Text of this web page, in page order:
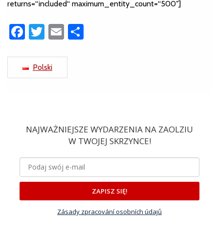
returns=“included“ maximum_entity_count=“500″]
Facebook
Twitter
Email
Polski
NAJWAŻNIEJSZE WYDARZENIA NA ZAOLZIU
W TWOJEJ SKRZYNCE!
ZAPISZ SIĘ!
Zásady zpracování osobních údajů